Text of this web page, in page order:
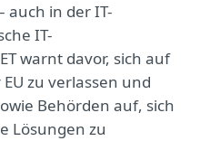
auch in der IT-
IT-
warnt davor, sich auf
zu verlassen und
Behörden auf, sich
Lösungen zu